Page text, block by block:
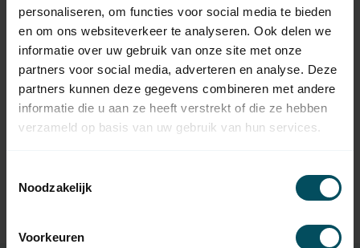
personaliseren, om functies voor social media te bieden
en om ons websiteverkeer te analyseren. Ook delen we
informatie over uw gebruik van onze site met onze
partners voor social media, adverteren en analyse. Deze
partners kunnen deze gegevens combineren met andere
informatie die u aan ze heeft verstrekt of die ze hebben
verzameld op basis van uw gebruik van hun services.
Noodzakelijk
Voorkeuren
Select-Line Zonneklep
zender 2-kanaals 868 MHz
Niet op voorraad
SELECT-LINE
Select-Line Wandzender 3-
kanaals 868 MHz
Op voorraad
24,95
Select-Line Codeklavier 2-
kanaals 868 MHz 52,95